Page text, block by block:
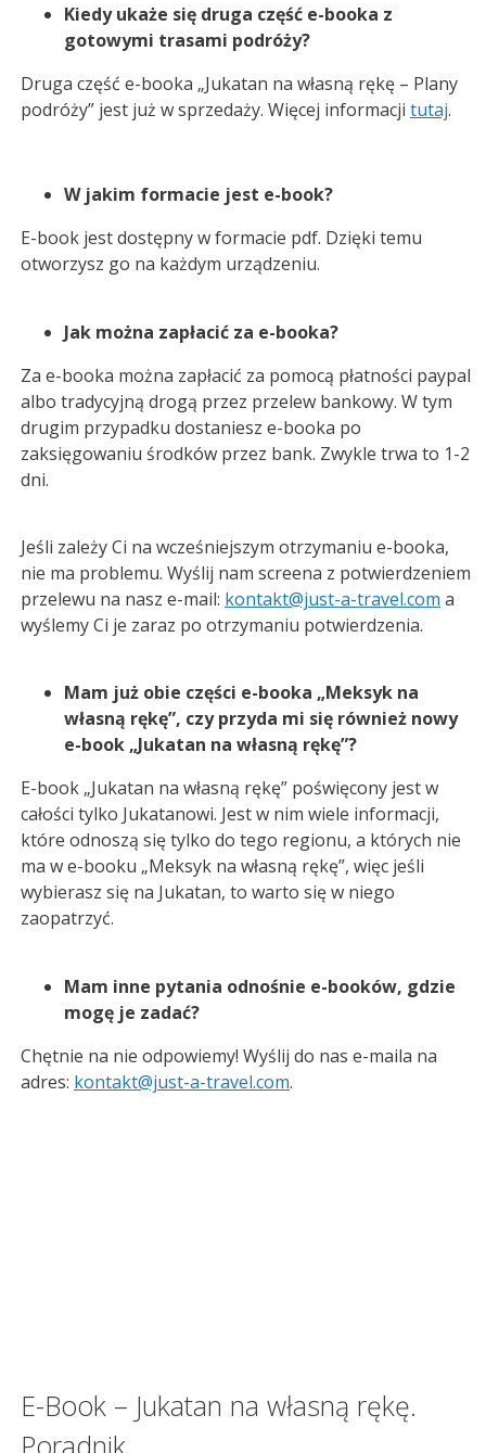
Kiedy ukaże się druga część e-booka z
gotowymi trasami podróży?
Druga część e-booka „Jukatan na własną rękę – Plany
podróży” jest już w sprzedaży. Więcej informacji tutaj.
W jakim formacie jest e-book?
E-book jest dostępny w formacie pdf. Dzięki temu
otworzysz go na każdym urządzeniu.
Jak można zapłacić za e-booka?
Za e-booka można zapłacić za pomocą płatności paypal
albo tradycyjną drogą przez przelew bankowy. W tym
drugim przypadku dostaniesz e-booka po
zaksięgowaniu środków przez bank. Zwykle trwa to 1-2
dni.
Jeśli zależy Ci na wcześniejszym otrzymaniu e-booka,
nie ma problemu. Wyślij nam screena z potwierdzeniem
przelewu na nasz e-mail: kontakt@just-a-travel.com a
wyślemy Ci je zaraz po otrzymaniu potwierdzenia.
Mam już obie części e-booka „Meksyk na
własną rękę”, czy przyda mi się również nowy
e-book „Jukatan na własną rękę”?
E-book „Jukatan na własną rękę” poświęcony jest w
całości tylko Jukatanowi. Jest w nim wiele informacji,
które odnoszą się tylko do tego regionu, a których nie
ma w e-booku „Meksyk na własną rękę”, więc jeśli
wybierasz się na Jukatan, to warto się w niego
zaopatrzyć.
Mam inne pytania odnośnie e-booków, gdzie
mogę je zadać?
Chętnie na nie odpowiemy! Wyślij do nas e-maila na
adres: kontakt@just-a-travel.com.
E-Book – Jukatan na własną rękę.
Poradnik